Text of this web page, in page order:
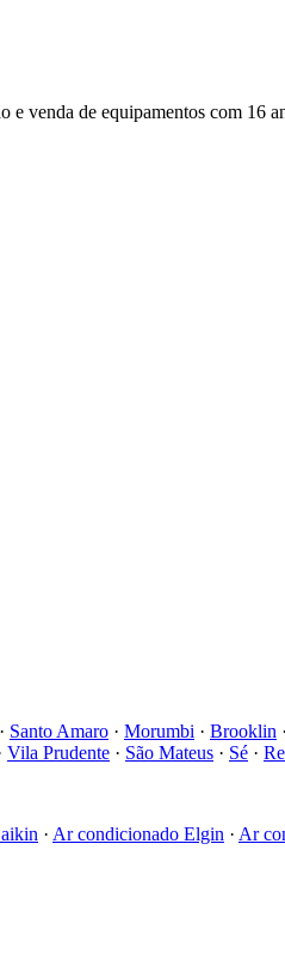
e venda de equipamentos com 16
· Santo Amaro · Morumbi · Brooklin ·
Vila Prudente · São Mateus · Sé ·
· Ar condicionado Elgin · Ar